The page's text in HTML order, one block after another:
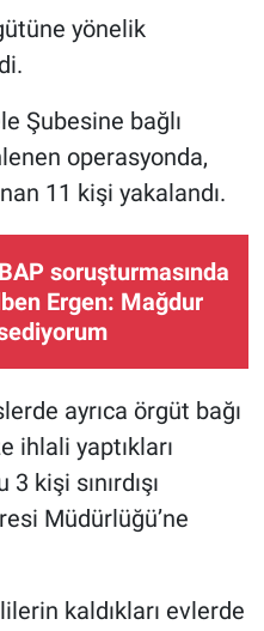
yönelik
Şubesine bağlı
operasyonda,
11 kişi yakalandı.
soruşturmasında
Ergen: Mağdur
ayrıca örgüt bağı
ihlali yaptıkları
kişi sınırdışı
Müdürlüğü’ne
kaldıkları evlerde